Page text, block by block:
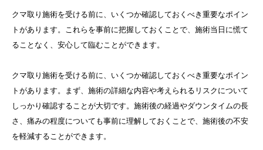
クマ取り施術を受ける前に、いくつか確認しておくべき重要なポイン
トがあります。これらを事前に把握しておくことで、施術当日に慌て
ることなく、安心して臨むことができます。
クマ取り施術を受ける前に、いくつか確認しておくべき重要なポイン
トがあります。まず、施術の詳細な内容や考えられるリスクについて
しっかり確認することが大切です。施術後の経過やダウンタイムの長
さ、痛みの程度についても事前に理解しておくことで、施術後の不安
を軽減することができます。